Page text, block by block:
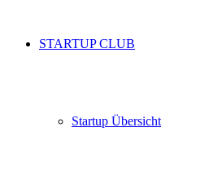
STARTUP CLUB
Startup Übersicht